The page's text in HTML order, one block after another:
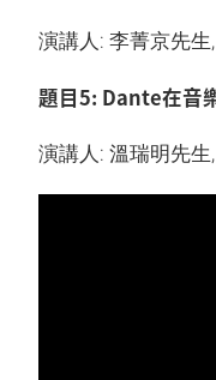
演講人: 李菁京先生
題目5: Dante在音
演講人: 溫瑞明先